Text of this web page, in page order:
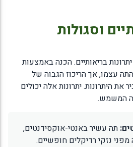
וסגולות
בריאותיים. הכנה באמצעות
עצמו, אך הריכוז הגבוה של
את היתרונות. יתרונות אלה יכולים
המשמש.
תה עשיר באנטי-אוקסידנטים,
נזקי רדיקלים חופשיים.